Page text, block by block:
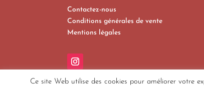
Contactez-nous
Conditions générales de vente
Mentions légales
Ce site Web utilise des cookies pour améliorer votre